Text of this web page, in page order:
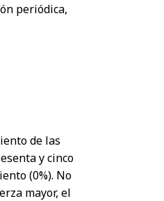
periódica,
de las
y cinco
(0%). No
mayor, el